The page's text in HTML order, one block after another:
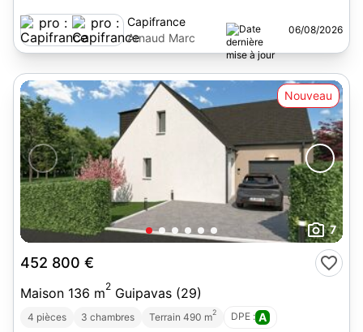
Capifrance
Arnaud Marc
06/08/2026
Nouveau
7
452 800 €
Maison 136 m2 Guipavas (29)
4 pièces 3 chambres Terrain 490 m2 DPE : A